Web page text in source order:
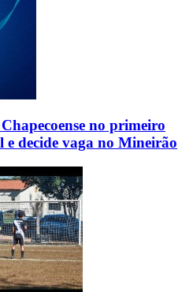
no primeiro
decide vaga no Mineirão